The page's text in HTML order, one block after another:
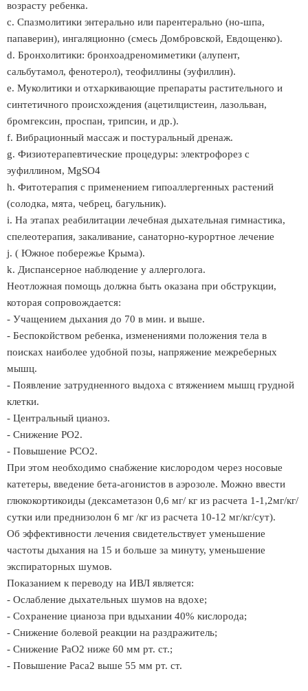
возрасту ребенка.
c. Спазмолитики энтерально или парентерально (но-шпа,
папаверин), ингаляционно (смесь Домбровской, Евдощенко).
d. Бронхолитики: бронхоадреномиметики (алупент,
сальбутамол, фенотерол), теофиллины (эуфиллин).
e. Муколитики и отхаркивающие препараты растительного и
синтетичного происхождения (ацетилцистеин, лазольван,
бромгексин, проспан, трипсин, и др.).
f. Вибрационный массаж и постуральный дренаж.
g. Физиотерапевтические процедуры: электрофорез с
эуфиллином, MgSO4
h. Фитотерапия с применением гипоаллергенных растений
(солодка, мята, чебрец, багульник).
i. На этапах реабилитации лечебная дыхательная гимнастика,
спелеотерапия, закаливание, санаторно-курортное лечение
j. ( Южное побережье Крыма).
k. Диспансерное наблюдение у аллерголога.
Неотложная помощь должна быть оказана при обструкции,
которая сопровождается:
- Учащением дыхания до 70 в мин. и выше.
- Беспокойством ребенка, изменениями положения тела в
поисках наиболее удобной позы, напряжение межреберных
мышц.
- Появление затрудненного выдоха с втяжением мышц грудной
клетки.
- Центральный цианоз.
- Снижение РО2.
- Повышение РСО2.
При этом необходимо снабжение кислородом через носовые
катетеры, введение бета-агонистов в аэрозоле. Можно ввести
глюкокортикоиды (дексаметазон 0,6 мг/ кг из расчета 1-1,2мг/кг/
сутки или преднизолон 6 мг /кг из расчета 10-12 мг/кг/сут).
Об эффективности лечения свидетельствует уменьшение
частоты дыхания на 15 и больше за минуту, уменьшение
экспираторных шумов.
Показанием к переводу на ИВЛ является:
- Ослабление дыхательных шумов на вдохе;
- Сохранение цианоза при вдыхании 40% кислорода;
- Снижение болевой реакции на раздражитель;
- Снижение РаО2 ниже 60 мм рт. ст.;
- Повышение Раса2 выше 55 мм рт. ст.